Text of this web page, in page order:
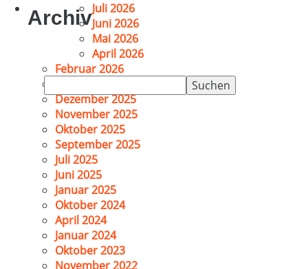
Suchen
nach:
ArchivJuli 2026
Juni 2026
Mai 2026
April 2026
Februar 2026
Dezember 2025
November 2025
Oktober 2025
September 2025
Juli 2025
Juni 2025
Januar 2025
Oktober 2024
April 2024
Januar 2024
Oktober 2023
November 2022